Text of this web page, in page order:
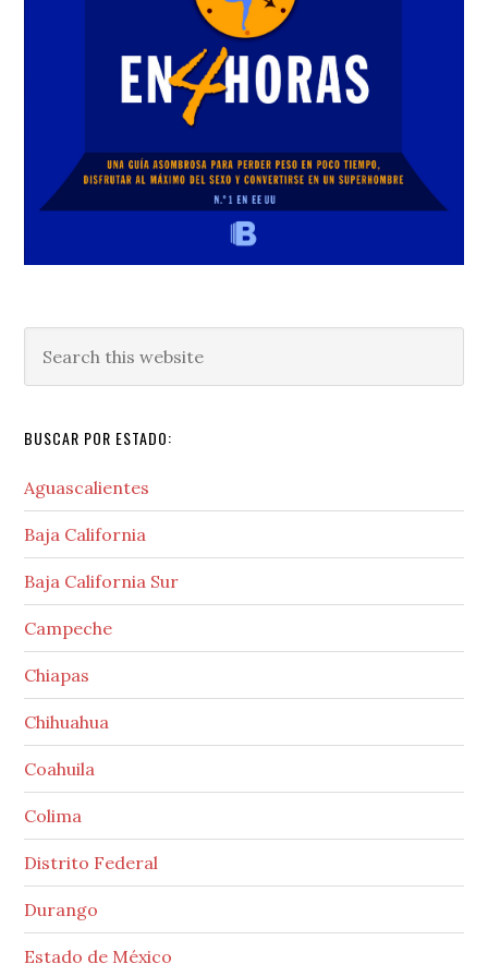
this
BUSCAR POR ESTADO:
Aguascalientes
Baja California
Baja California Sur
Campeche
Chiapas
Chihuahua
Coahuila
Colima
Distrito Federal
Durango
Estado de México